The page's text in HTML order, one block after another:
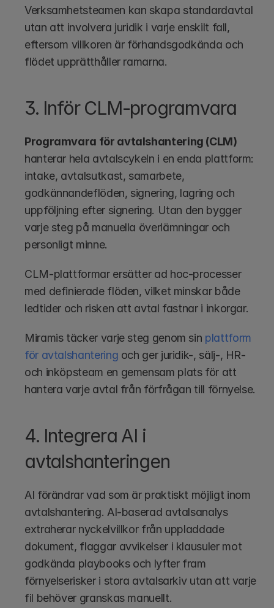
Verksamhetsteamen kan skapa standardavtal
utan att involvera juridik i varje enskilt fall,
eftersom villkoren är förhandsgodkända och
flödet upprätthåller ramarna.
3. Inför CLM-programvara
Programvara för avtalshantering (CLM)
hanterar hela avtalscykeln i en enda plattform:
intake, avtalsutkast, samarbete,
godkännandeflöden, signering, lagring och
uppföljning efter signering. Utan den bygger
varje steg på manuella överlämningar och
personligt minne.
CLM-plattformar ersätter ad hoc-processer
med definierade flöden, vilket minskar både
ledtider och risken att avtal fastnar i inkorgar.
Miramis täcker varje steg genom sin plattform
för avtalshantering och ger juridik-, sälj-, HR-
och inköpsteam en gemensam plats för att
hantera varje avtal från förfrågan till förnyelse.
4. Integrera AI i
avtalshanteringen
AI förändrar vad som är praktiskt möjligt inom
avtalshantering. AI-baserad avtalsanalys
extraherar nyckelvillkor från uppladdade
dokument, flaggar avvikelser i klausuler mot
godkända playbooks och lyfter fram
förnyelserisker i stora avtalsarkiv utan att varje
fil behöver granskas manuellt.